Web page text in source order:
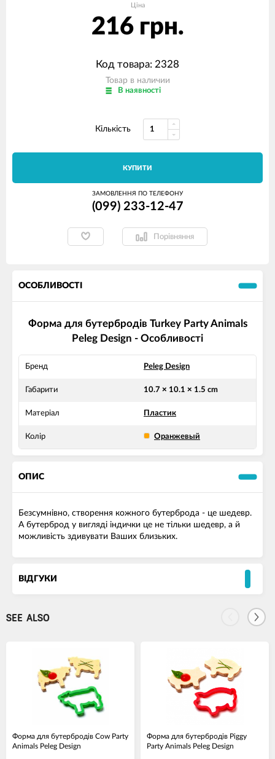
Ціна
216 грн.
Код товара: 2328
Товар в наличии
В наявності
Кількість
КУПИТИ
ЗАМОВЛЕННЯ ПО ТЕЛЕФОНУ
(099) 233-12-47
Порівняння
ОСОБЛИВОСТІ
Форма для бутербродів Turkey Party Animals
Peleg Design - Особливості
Бренд Peleg Design
Габарити 10.7 × 10.1 × 1.5 cm
Матеріал Пластик
Колір Оранжевый
ОПИС
Безсумнівно, створення кожного бутерброда - це шедевр.
А бутерброд у вигляді індички це не тільки шедевр, а й
можливість здивувати Ваших близьких.
ВІДГУКИ
SEE ALSO
Форма для бутербродів Cow Party
Animals Peleg Design
Форма для бутербродів Piggy
Party Animals Peleg Design